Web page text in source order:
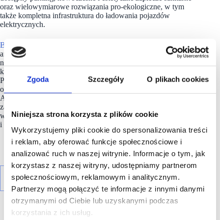
Zgoda Szczegóły O plikach cookies
Niniejsza strona korzysta z plików cookie
Wykorzystujemy pliki cookie do spersonalizowania treści
i reklam, aby oferować funkcje społecznościowe i
analizować ruch w naszej witrynie. Informacje o tym, jak
korzystasz z naszej witryny, udostępniamy partnerom
społecznościowym, reklamowym i analitycznym.
Partnerzy mogą połączyć te informacje z innymi danymi
otrzymanymi od Ciebie lub uzyskanymi podczas
korzystania z ich usług.
oraz wielowymiarowe rozwiązania pro-ekologiczne, w tym
także kompletna infrastruktura do ładowania pojazdów
elektrycznych.
BIG Łubna
został doceniony przez branżę inwestycyjną,
architektoniczną oraz handlową. Wyrazem tego są liczne
nagrody, wyróżnienia i nominacje, wśród
których są m.in. zwycięstwo w kategorii Retail Development
Poland w konkursie European Property Awards 2023
oraz nominacja do europejskiej nagrody w kategorii
Architecture Landscape, w której obiekt otrzymał 5 gwiazdek
za swój niepowtarzalny zielony teren rekreacyjno-
wypoczynkowy, czy nominacje do CIJ Awards Poland
i CEEQA 2024.